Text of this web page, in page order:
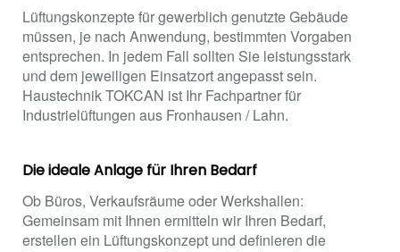
Lüftungskonzepte für gewerblich genutzte Gebäude
müssen, je nach Anwendung, bestimmten Vorgaben
entsprechen. In jedem Fall sollten Sie leistungsstark
und dem jeweiligen Einsatzort angepasst sein.
Haustechnik TOKCAN ist Ihr Fachpartner für
Industrielüftungen aus Fronhausen / Lahn.
Die ideale Anlage für Ihren Bedarf
Ob Büros, Verkaufsräume oder Werkshallen:
Gemeinsam mit Ihnen ermitteln wir Ihren Bedarf,
erstellen ein Lüftungskonzept und definieren die